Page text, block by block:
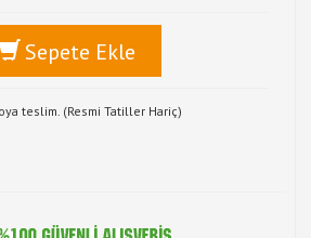
Sepete Ekle
teslim. (Resmi Tatiller Hariç)